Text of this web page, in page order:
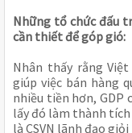
Những tổ chức đấu
cần thiết để góp gió:
Nhân thấy rằng
giúp việc bán hàng
nhiều tiền hơn, GDP
lấy đó làm thành tích
là CSVN lãnh đạo